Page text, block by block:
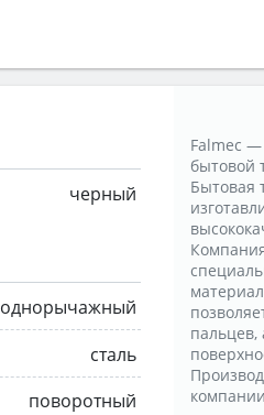
черный
однорычажный
сталь
поворотный
Falmec —
бытовой
Бытовая